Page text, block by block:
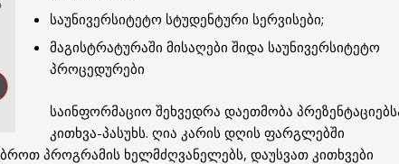
საუნივერსიტეტო სტუდენტური სერვისები;
მაგისტრატურაში მისაღები შიდა საუნივერსიტეტო
პროცედურები
საინფორმაციო შეხვედრა დაეთმობა
კითხვა-პასუხს. ღია კარის დღის ფარგლებში
პროგრამის ხელმძღვანელებს, დაუსვათ კითხვები